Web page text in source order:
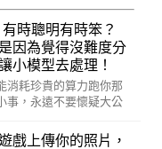
時聰明有時笨？
因為覺得沒難度分
小模型去處理！
消耗珍貴的算力跑你那
事，永遠不要懷疑大公
戲上傳你的照片，